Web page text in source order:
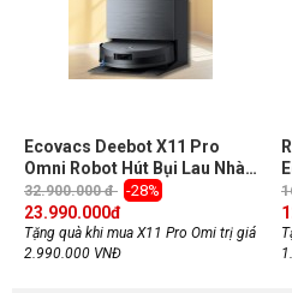
Ecovacs Deebot X11 Pro
Omni Robot Hút Bụi Lau Nhà,
lực hút 19.500Pa
32.900.000 đ -28%
23.990.000đ
Tặng quà khi mua X11 Pro Omi trị giá
2.990.000 VNĐ